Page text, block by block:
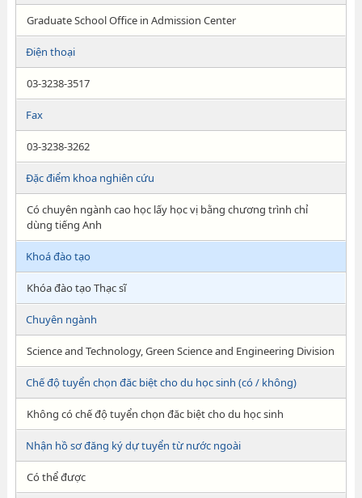
Graduate School Office in Admission Center
Điện thoại
03-3238-3517
Fax
03-3238-3262
Đặc điểm khoa nghiên cứu
Có chuyên ngành cao học lấy học vị bằng chương trình chỉ
dùng tiếng Anh
Khoá đào tạo
Khóa đào tạo Thạc sĩ
Chuyên ngành
Science and Technology, Green Science and Engineering Division
Chế độ tuyển chọn đăc biệt cho du học sinh (có / không)
Không có chế độ tuyển chọn đăc biệt cho du học sinh
Nhận hồ sơ đăng ký dự tuyển từ nước ngoài
Có thể được